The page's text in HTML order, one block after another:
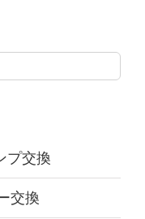
プ交換
交換